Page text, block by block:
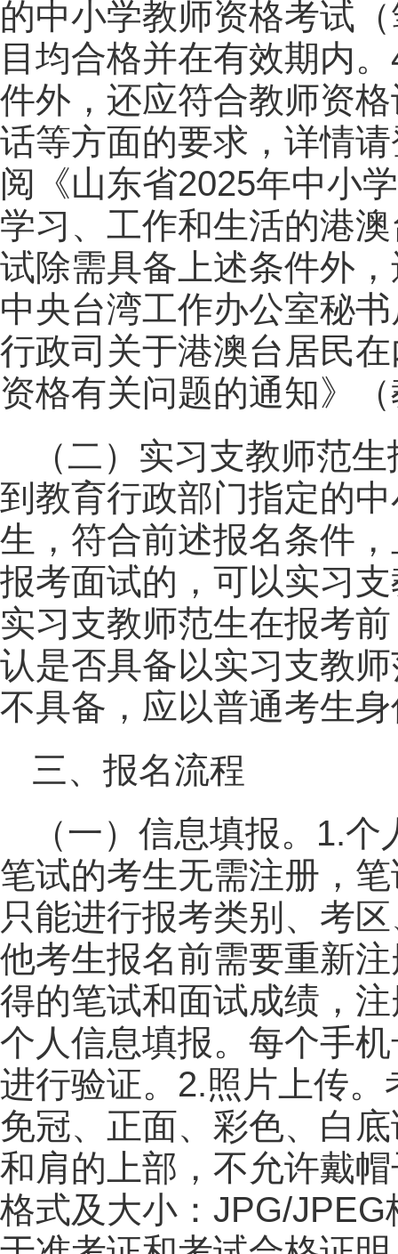
的中小学教师资格考试
目均合格并在有效期内
件外，还应符合教师资
话等方面的要求，详情
阅《山东省2025年中小
学习、工作和生活的港
试除需具备上述条件外
中央台湾工作办公室秘
行政司关于港澳台居民
资格有关问题的通知》
（二）实习支教师范
到教育行政部门指定的
生，符合前述报名条件
报考面试的，可以实习
实习支教师范生在报考
认是否具备以实习支教
不具备，应以普通考生
三、报名流程
（一）信息填报。1.
笔试的考生无需注册，
只能进行报考类别、考
他考生报名前需要重新
得的笔试和面试成绩，
个人信息填报。每个手
进行验证。2.照片上传
免冠、正面、彩色、白
和肩的上部，不允许戴
格式及大小：JPG/